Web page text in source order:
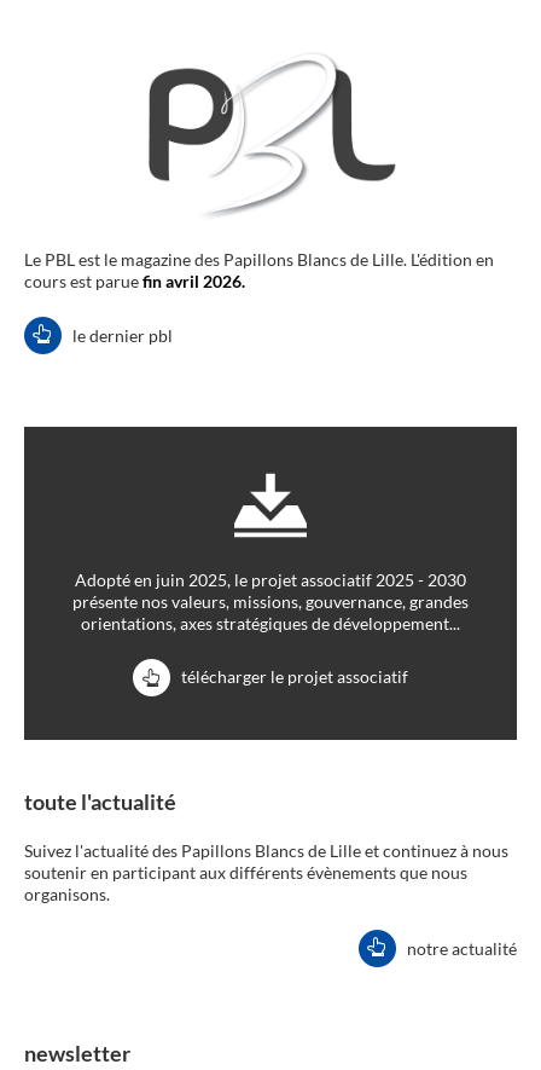
Le PBL est le magazine des Papillons Blancs de Lille. L'édition en
cours est paruefin avril 2026.
le dernier pbl
Adopté en juin 2025, le projet associatif 2025 - 2030
présente nos valeurs, missions, gouvernance, grandes
orientations, axes stratégiques de développement...
télécharger le projet associatif
toute l'actualité
Suivez l'actualité des Papillons Blancs de Lille et continuez à nous
soutenir en participant aux différents évènements que nous
organisons.
notre actualité
newsletter